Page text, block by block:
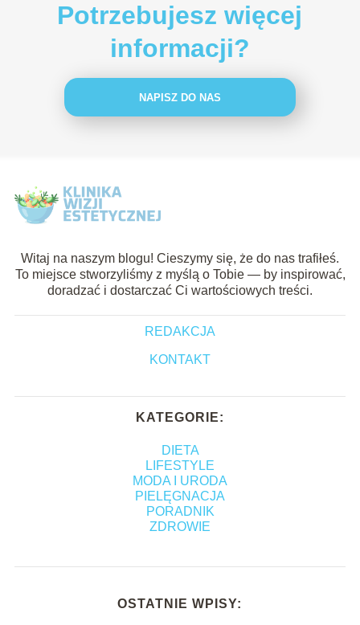
Potrzebujesz więcej
informacji?
NAPISZ DO NAS
Witaj na naszym blogu! Cieszymy się, że do nas trafiłeś.
To miejsce stworzyliśmy z myślą o Tobie — by inspirować,
doradzać i dostarczać Ci wartościowych treści.
REDAKCJA
KONTAKT
KATEGORIE:
DIETA
LIFESTYLE
MODA I URODA
PIELĘGNACJA
PORADNIK
ZDROWIE
OSTATNIE WPISY: